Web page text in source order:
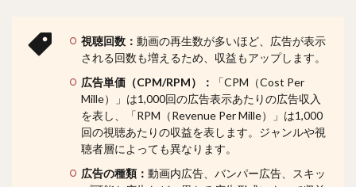
視聴回数： 動画の再生数が多いほど、広告が表示
される回数も増えるため、収益もアップします。
広告単価（CPM/RPM）：
「CPM（Cost Per
Mille）」は1,000回の広告表示あたりの広告収入
を表し、「RPM（Revenue Per Mille）」は1,000
回の視聴あたりの収益を表します。ジャンルや視
聴者層によっても異なります。
広告の種類： 動画内広告、バンパー広告、スキッ